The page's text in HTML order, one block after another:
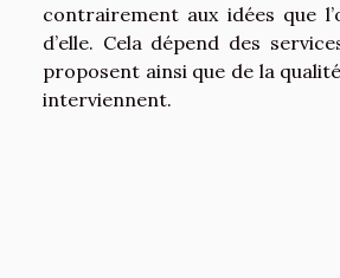
contrairement aux idées que
d’elle. Cela dépend des
proposent ainsi que de la
interviennent.